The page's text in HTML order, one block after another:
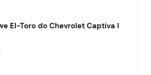
El-Toro do Chevrolet Captiva I